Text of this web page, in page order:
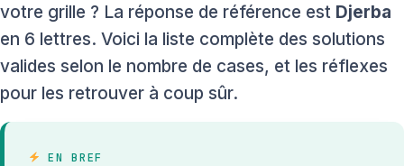
votre grille ? La réponse de référence est Djerba
en 6 lettres. Voici la liste complète des solutions
valides selon le nombre de cases, et les réflexes
pour les retrouver à coup sûr.
EN BREF